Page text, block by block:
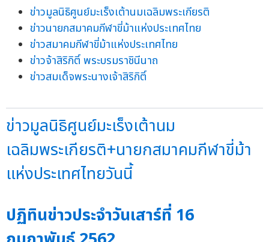
ข่าวมูลนิธิศูนย์มะเร็งเต้านมเฉลิมพระเกียรติ
ข่าวนายกสมาคมกีฬาขี่ม้าแห่งประเทศไทย
ข่าวสมาคมกีฬาขี่ม้าแห่งประเทศไทย
ข่าวจ้าสิริกิติ์ พระบรมราชินีนาถ
ข่าวสมเด็จพระนางเจ้าสิริกิติ์
ข่าวมูลนิธิศูนย์มะเร็งเต้านม
เฉลิมพระเกียรติ+นายกสมาคมกีฬาขี่ม้า
แห่งประเทศไทยวันนี้
ปฏิทินข่าวประจำวันเสาร์ที่ 16